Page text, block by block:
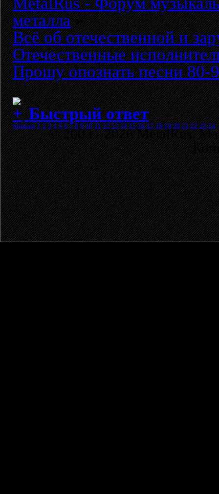
металла»
Всё об отечественной и
Отечественные
Прошу опознать песни 80-
Быстрый ответ
Sitemap 1 2 3 4 5 6 7 8 9 10 11 12 13 14 15 16 17 18 19 20 21 22 23 24
© 2003 - 2026 MetalRus.